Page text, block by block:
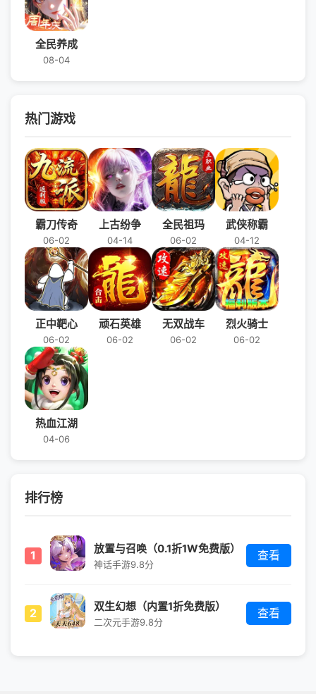
全民养成
08-04
热门游戏
霸刀传奇
06-02
上古纷争
04-14
全民祖玛
06-02
武侠称霸
04-12
正中靶心
06-02
顽石英雄
06-02
无双战车
06-02
烈火骑士
06-02
热血江湖
04-06
排行榜
1 放置与召唤（0.1折1W免费版）
神话手游9.8分
查看
2 双生幻想（内置1折免费版）
二次元手游9.8分
查看